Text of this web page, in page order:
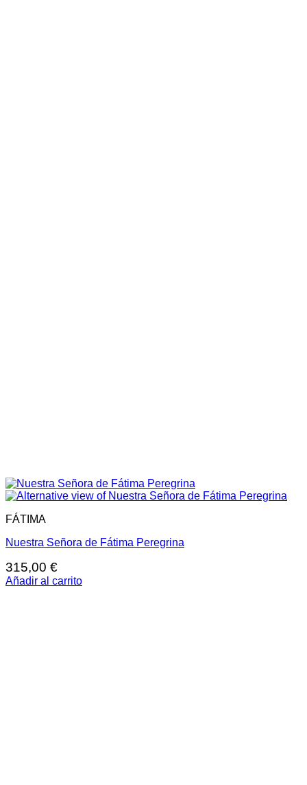
FÁTIMA
Nuestra Señora de Fátima Peregrina
315,00 €
Añadir al carrito